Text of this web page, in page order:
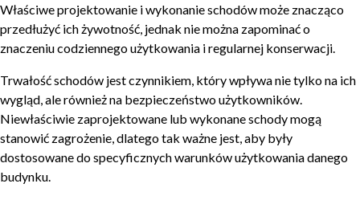
Właściwe projektowanie i wykonanie schodów może znacząco
przedłużyć ich żywotność, jednak nie można zapominać o
znaczeniu codziennego użytkowania i regularnej konserwacji.
Trwałość schodów jest czynnikiem, który wpływa nie tylko na ich
wygląd, ale również na bezpieczeństwo użytkowników.
Niewłaściwie zaprojektowane lub wykonane schody mogą
stanowić zagrożenie, dlatego tak ważne jest, aby były
dostosowane do specyficznych warunków użytkowania danego
budynku.